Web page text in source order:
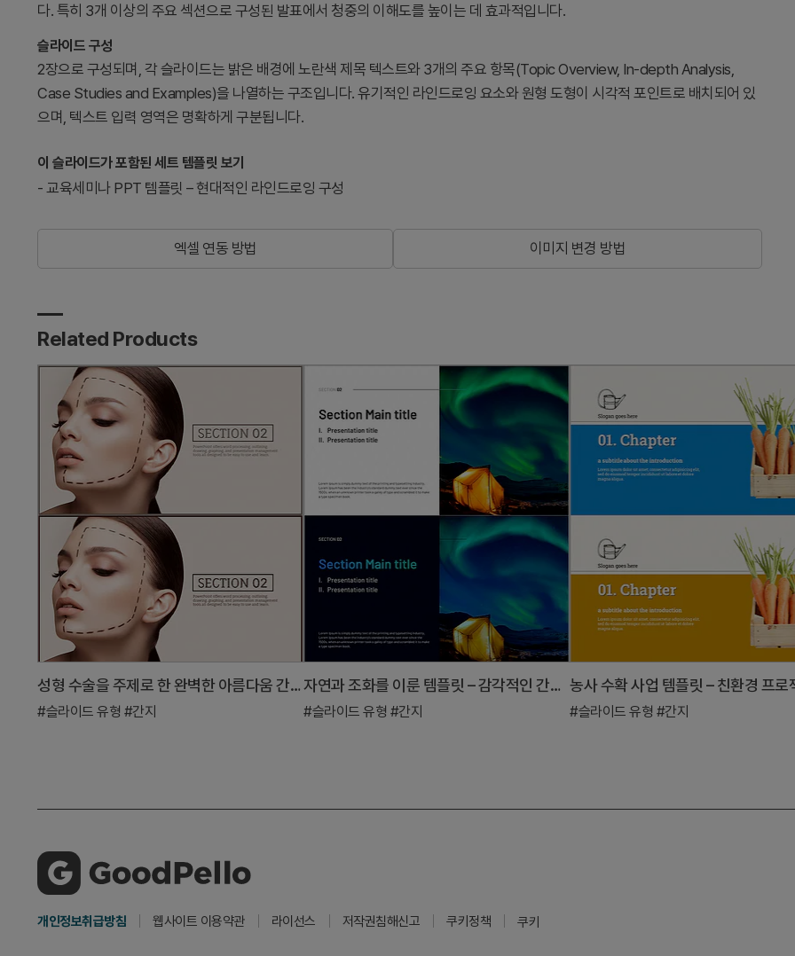
다. 특히 3개 이상의 주요 섹션으로 구성된 발표에서 청중의 이해도를 높이는 데 효과적입니다.
슬라이드 구성
2장으로 구성되며, 각 슬라이드는 밝은 배경에 노란색 제목 텍스트와 3개의 주요 항목(Topic Overview, In-depth Analysis,
Case Studies and Examples)을 나열하는 구조입니다. 유기적인 라인드로잉 요소와 원형 도형이 시각적 포인트로 배치되어 있
으며, 텍스트 입력 영역은 명확하게 구분됩니다.
이 슬라이드가 포함된 세트 템플릿 보기
- 교육세미나 PPT 템플릿 – 현대적인 라인드로잉 구성
엑셀 연동 방법 이미지 변경 방법
Related Products
성형 수술을 주제로 한 완벽한 아름다움 간지 슬라이드
#슬라이드 유형 #간지
자연과 조화를 이룬 템플릿 – 감각적인 간지 만들기
#슬라이드 유형 #간지 #슬라이드 유형 #간지
개인정보취급방침 웹사이트 이용약관 라이선스 저작권침해신고 쿠키정책 쿠키